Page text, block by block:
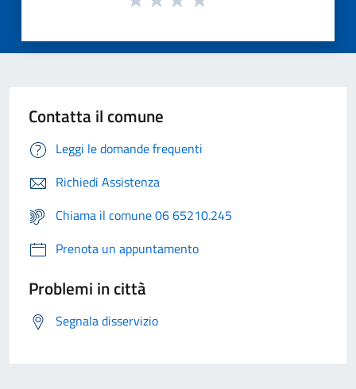
Contatta il comune
Leggi le domande frequenti
Richiedi Assistenza
Chiama il comune 06 65210.245
Prenota un appuntamento
Problemi in città
Segnala disservizio